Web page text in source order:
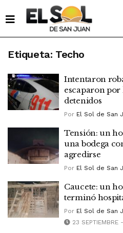
Etiqueta: Techo
Intentaron
escaparon
detenidos
Por El Sol de San
Tensión: un
una bodega
agredirse
Por El Sol de San
Caucete: un
terminó
Por El Sol de San
23 SEPTIEMBRE